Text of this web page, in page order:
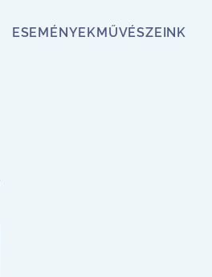
ESEMÉNYEKMŰVÉSZEINK